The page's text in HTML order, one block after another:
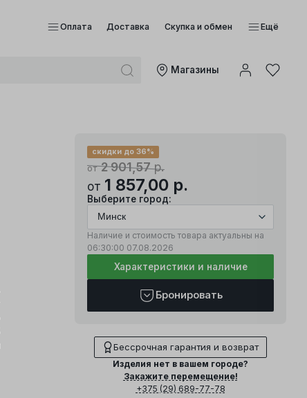
Оплата Доставка Скупка и обмен Ещё
Mагазины
от2 901,57р.
скидки до 36%
от 1 857,00 р.
Выберите город:
Наличие и стоимость товара актуальны на
06:30:00 07.08.2026
Характеристики и наличие
Бронировать
Бессрочная гарантия и возврат
Изделия нет в вашем городе?
Закажите перемещение!
+375 (29) 689-77-78